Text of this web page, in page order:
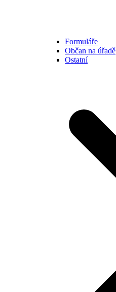
Formuláře
Občan na úřadě
Ostatní